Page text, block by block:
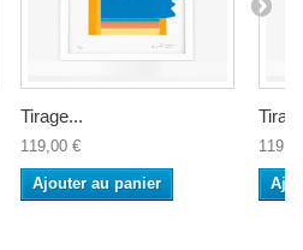
Tirage...
119,00 €
Ajouter au panier